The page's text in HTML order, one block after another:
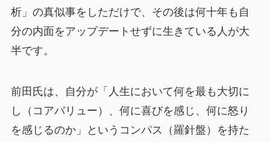
析」の真似事をしただけで、その後は何十年も自
分の内面をアップデートせずに生きている人が大
半です。
前田氏は、自分が「人生において何を最も大切に
し（コアバリュー）、何に喜びを感じ、何に怒り
を感じるのか」というコンパス（羅針盤）を持た